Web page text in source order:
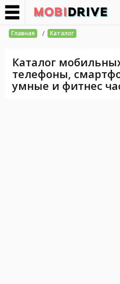
Главная / Каталог
Каталог
телефоны,
умные и фитнес